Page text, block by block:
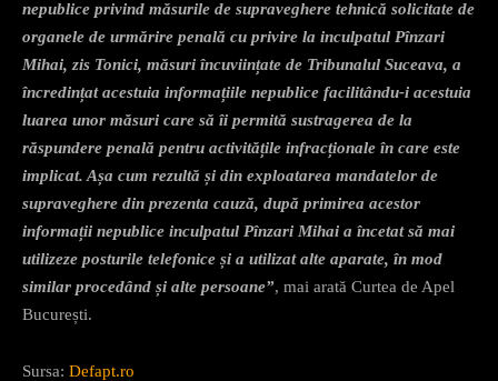
nepublice privind măsurile de supraveghere tehnică solicitate de
organele de urmărire penală cu privire la inculpatul Pînzari
Mihai, zis Tonici, măsuri încuviințate de Tribunalul Suceava, a
încredințat acestuia informațiile nepublice facilitându-i acestuia
luarea unor măsuri care să îi permită sustragerea de la
răspundere penală pentru activitățile infracționale în care este
implicat. Așa cum rezultă și din exploatarea mandatelor de
supraveghere din prezenta cauză, după primirea acestor
informații nepublice inculpatul Pînzari Mihai a încetat să mai
utilizeze posturile telefonice și a utilizat alte aparate, în mod
similar procedând și alte persoane”, mai arată Curtea de Apel
București.
Sursa: Defapt.ro